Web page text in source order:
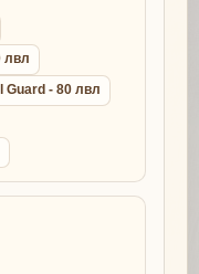
лвл
Guard - 80 лвл